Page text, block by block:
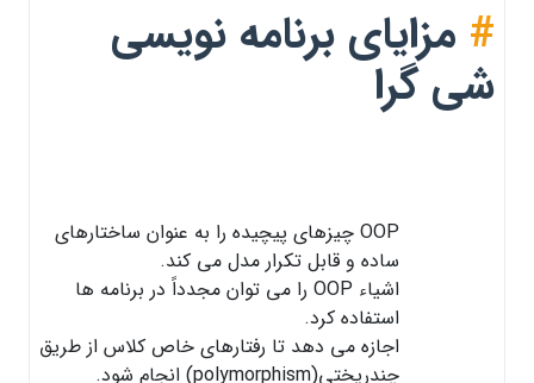
# مزایای برنامه نویسی
شی گرا
OOP چیزهای پیچیده را به عنوان ساختارهای
ساده و قابل تکرار مدل می کند.
اشیاء OOP را می توان مجدداً در برنامه ها
استفاده کرد.
اجازه می دهد تا رفتارهای خاص کلاس از طریق
چندریختی(polymorphism) انجام شود.